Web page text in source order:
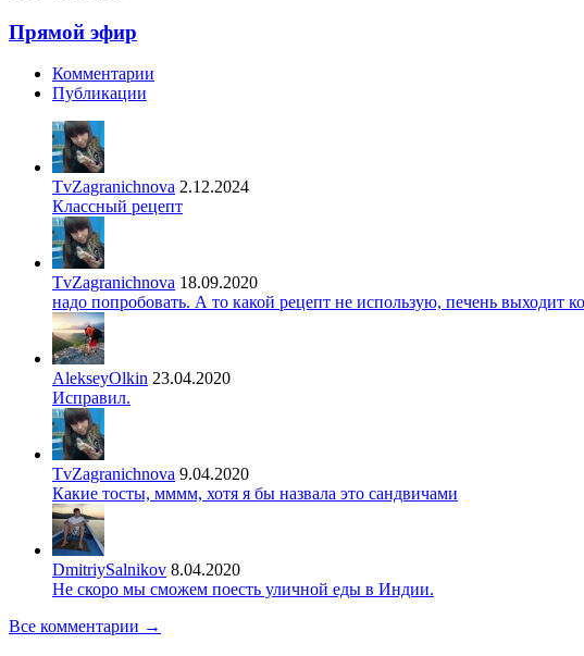
Прямой эфир
Комментарии
Публикации
TvZagranichnova 2.12.2024
Классный рецепт
TvZagranichnova 18.09.2020
надо попробовать. А то какой рецепт не использую, печень выходит
AlekseyOlkin 23.04.2020
Исправил.
TvZagranichnova 9.04.2020
Какие тосты, мммм, хотя я бы назвала это сандвичами
DmitriySalnikov 8.04.2020
Не скоро мы сможем поесть уличной еды в Индии.
Все комментарии →